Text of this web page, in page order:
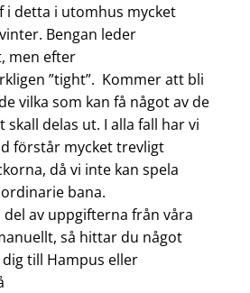
i detta i utomhus mycket
Bengan leder
men efter
”tight”. Kommer att bli
vilka som kan få något av de
skall delas ut. I alla fall har vi
förstår mycket trevligt
då vi inte kan spela
bana.
del av uppgifterna från våra
så hittar du något
till Hampus eller